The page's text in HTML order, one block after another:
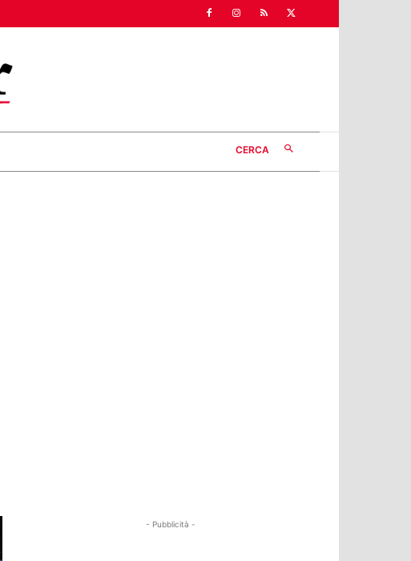
CERCA
- Pubblicità -